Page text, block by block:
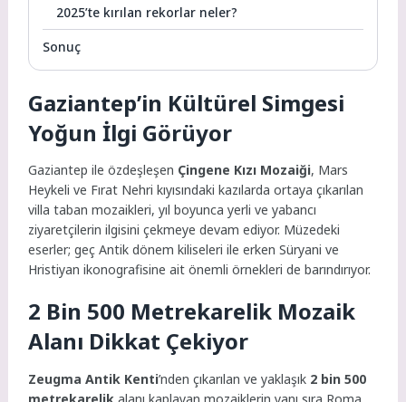
2025’te kırılan rekorlar neler?
Sonuç
Gaziantep’in Kültürel Simgesi
Yoğun İlgi Görüyor
Gaziantep ile özdeşleşen Çingene Kızı Mozaiği, Mars
Heykeli ve Fırat Nehri kıyısındaki kazılarda ortaya çıkarılan
villa taban mozaikleri, yıl boyunca yerli ve yabancı
ziyaretçilerin ilgisini çekmeye devam ediyor. Müzedeki
eserler; geç Antik dönem kiliseleri ile erken Süryani ve
Hristiyan ikonografisine ait önemli örnekleri de barındırıyor.
2 Bin 500 Metrekarelik Mozaik
Alanı Dikkat Çekiyor
Zeugma Antik Kenti’nden çıkarılan ve yaklaşık 2 bin 500
metrekarelik alanı kaplayan mozaiklerin yanı sıra Roma